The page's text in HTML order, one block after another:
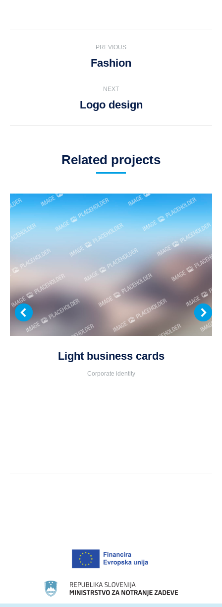
PREVIOUS
Fashion
NEXT
Logo design
Related projects
Light business cards
Corporate identity